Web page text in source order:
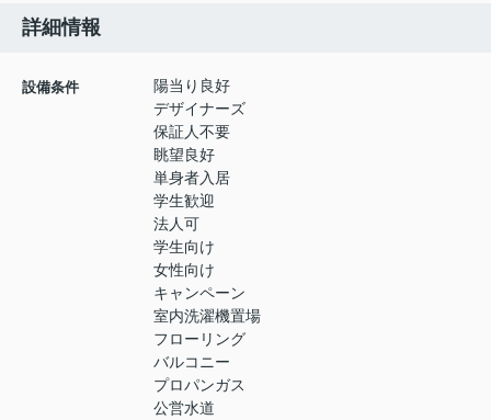
詳細情報
設備条件
陽当り良好
デザイナーズ
保証人不要
眺望良好
単身者入居
学生歓迎
法人可
学生向け
女性向け
キャンペーン
室内洗濯機置場
フローリング
バルコニー
プロパンガス
公営水道